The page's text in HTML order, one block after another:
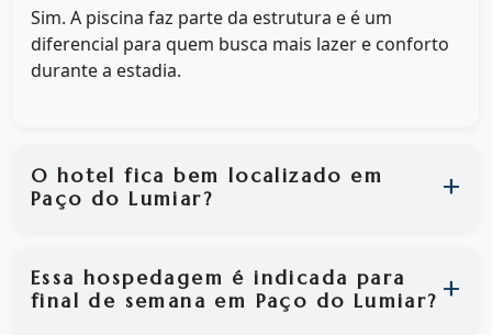
Sim. A piscina faz parte da estrutura e é um
diferencial para quem busca mais lazer e conforto
durante a estadia.
O hotel fica bem localizado em
Paço do Lumiar?
Essa hospedagem é indicada para
final de semana em Paço do Lumiar?